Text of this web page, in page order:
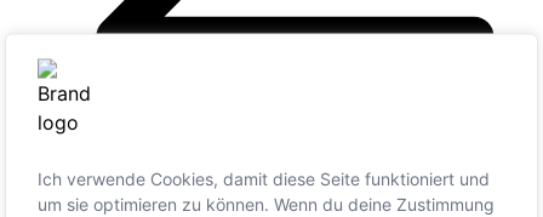
Ich verwende Cookies, damit diese Seite funktioniert und
um sie optimieren zu können. Wenn du deine Zustimmung